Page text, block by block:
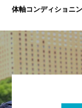
体軸コンディショニ